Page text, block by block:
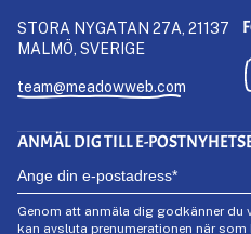
STORA NYGATAN 27A, 21137
MALMÖ, SVERIGE
team@meadowweb.com
ANMÄL DIG TILL E-
Genom att anmäla dig godkänner du
kan avsluta prenumerationen när som